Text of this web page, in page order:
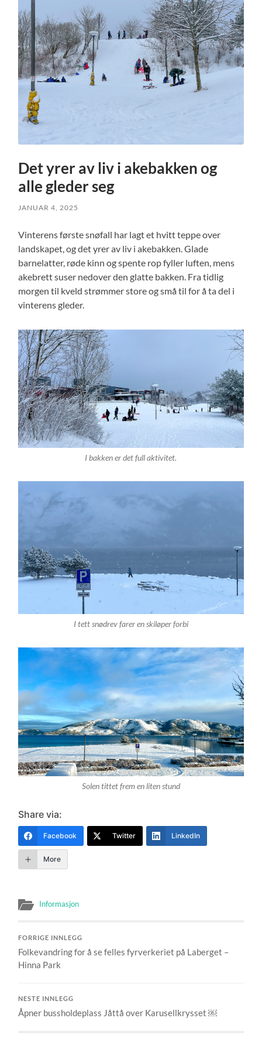
Det yrer av liv i akebakken og
alle gleder seg
JANUAR 4, 2025
Vinterens første snøfall har lagt et hvitt teppe over
landskapet, og det yrer av liv i akebakken. Glade
barnelatter, røde kinn og spente rop fyller luften, mens
akebrett suser nedover den glatte bakken. Fra tidlig
morgen til kveld strømmer store og små til for å ta del i
vinterens gleder.
I bakken er det full aktivitet.
I tett snødrev farer en skiløper forbi
Solen tittet frem en liten stund
Share via:
Facebook Twitter LinkedIn
More
Informasjon
FORRIGE INNLEGG
Folkevandring for å se felles fyrverkeriet på Laberget –
Hinna Park
NESTE INNLEGG
Åpner bussholdeplass Jåttå over Karusellkrysset ￼